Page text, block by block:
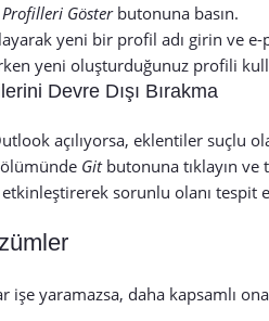
Profilleri Gösterbutonuna basın.
yeni bir profil adı girin ve e-
yeni oluşturduğunuz profili
Devre Dışı Bırakma
açılıyorsa, eklentiler suçlu
Gitbutonuna tıklayın ve
sorunlu olanı tespit
işe yaramazsa, daha kapsamlı